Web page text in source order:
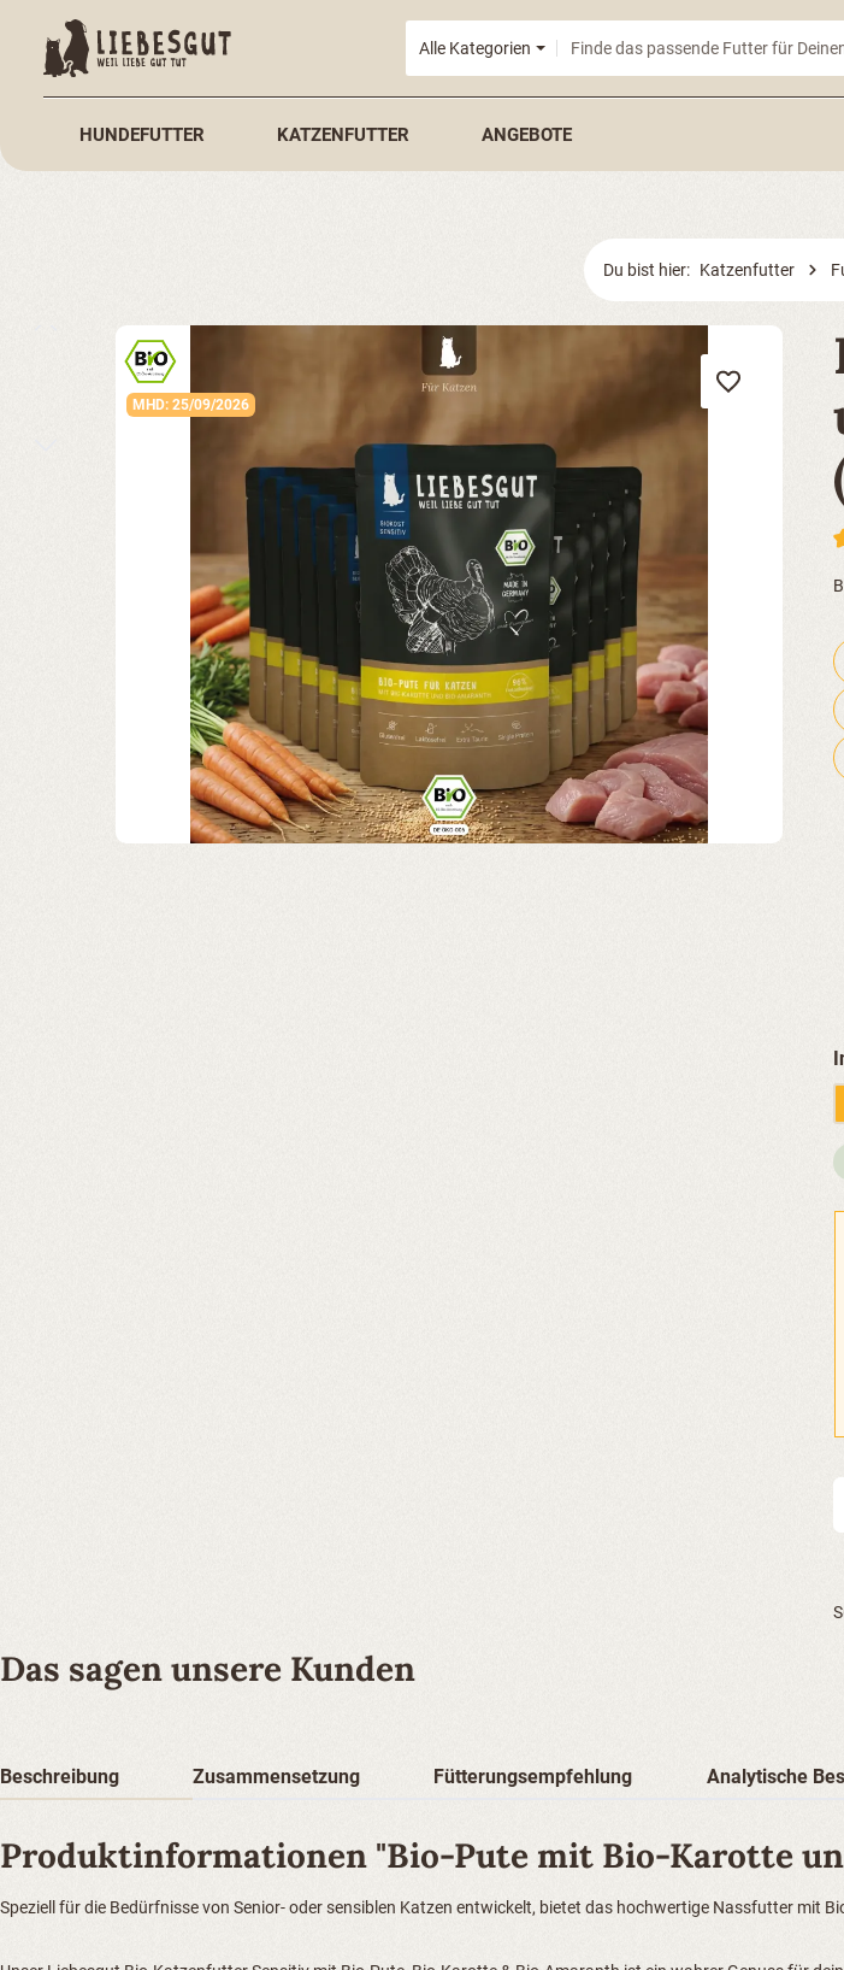
Zur Hauptnavigation springen
Alle Kategorien
HUNDEFUTTER KATZENFUTTER ANGEBOTE
Du bist hier: Katzenfutter
Bildergalerie überspringen
MHD: 25/09/2026
Das sagen unsere Kunden
Beschreibung Zusammensetzung Fütterungsempfehlung Analytische
Produktinformationen "Bio-Pute mit Bio-Karotte
Speziell für die Bedürfnisse von Senior- oder sensiblen Katzen entwickelt, bietet das hochwertige Nassfutter mit